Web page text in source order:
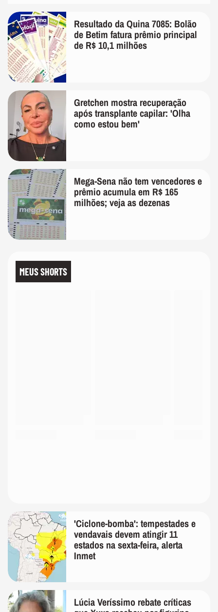
Resultado da Quina 7085: Bolão
de Betim fatura prêmio principal
de R$ 10,1 milhões
Gretchen mostra recuperação
após transplante capilar: 'Olha
como estou bem'
Mega-Sena não tem vencedores e
prêmio acumula em R$ 165
milhões; veja as dezenas
MEUS SHORTS
'Ciclone-bomba': tempestades e
vendavais devem atingir 11
estados na sexta-feira, alerta
Inmet
Lúcia Veríssimo rebate críticas